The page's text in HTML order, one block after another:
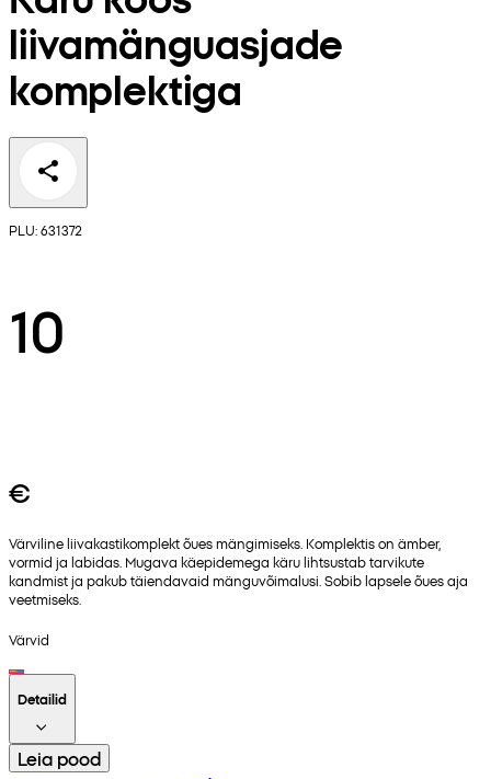
liivamänguasjade
komplektiga
PLU: 631372
10
€
Värviline liivakastikomplekt õues mängimiseks. Komplektis on ämber,
vormid ja labidas. Mugava käepidemega käru lihtsustab tarvikute
kandmist ja pakub täiendavaid mänguvõimalusi. Sobib lapsele õues aja
veetmiseks.
Värvid
Detailid
Leia pood